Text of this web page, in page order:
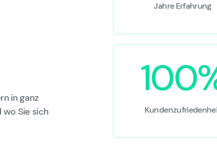
in ganz
wo Sie sich
Jahre Erfahrung